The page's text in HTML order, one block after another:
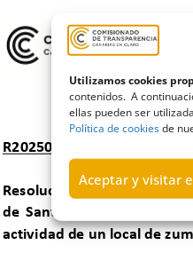
Utilizamos cookies
contenidos. A
ellas pueden ser
Política de cookiesde
Aceptar y visitar